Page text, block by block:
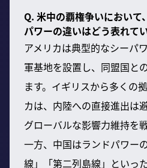
Q. 米中の覇権争いにおいて
パワーの違いはどう表れて
アメリカは典型的なシーパ
軍基地を設置し、同盟国と
ます。イギリスから多くの
カは、内陸への直接進出は
グローバルな影響力維持を
一方、中国はランドパワー
線」「第二列島線」といっ